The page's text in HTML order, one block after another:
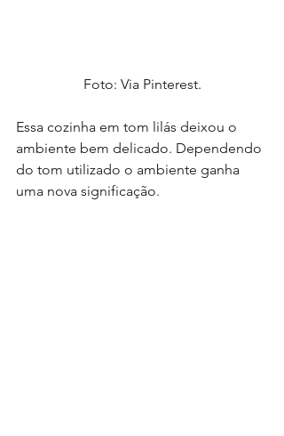
Foto: Via Pinterest.
Essa cozinha em tom lilás deixou o
ambiente bem delicado. Dependendo
do tom utilizado o ambiente ganha
uma nova significação.